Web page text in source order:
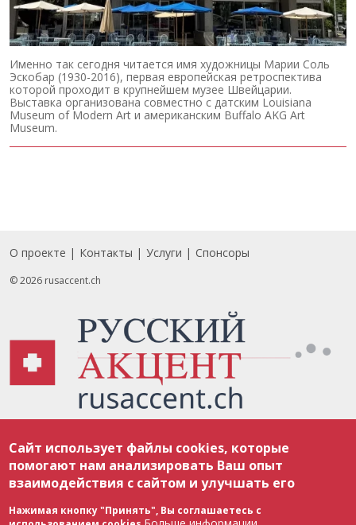
Именно так сегодня читается имя художницы Марии Соль
Эскобар (1930-2016), первая европейская ретроспектива
которой проходит в крупнейшем музее Швейцарии.
Выставка организована совместно с датским Louisiana
Museum of Modern Art и американским Buffalo AKG Art
Museum.
Footer
О проекте Контакты Услуги Спонсоры
© 2026 rusaccent.ch
соответствии с законодательством Швейцарии об авторском праве и
международными соглашениями. Полное или частичное использование
материалов возможно только с разрешения редакции. В случае полного
или частичного воспроизведения материалов сайта rusaccent.ch,
ОБЯЗАТЕЛЬНА АКТИВНАЯ ГИПЕРССЫЛКА на конкретный заимствованный
текст. Фотоизображения, размещенные редакцией rusaccent.ch, являются
ее исключительной собственностью. Полное или частичное
Сайт использует файлы cookies, которые
помогают нам анализировать Ваш опыт
взаимодействия с сайтом и улучшать его
Нажимая кнопку "Принять", Вы соглашаетесь с